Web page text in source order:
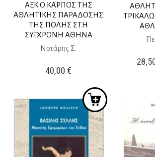
ΑΕΚ Ο ΚΑΡΠΟΣ ΤΗΣ
ΑΘΛΗΤΙΚΗΣ ΠΑΡΑΔΟΣΗΣ
ΤΗΣ ΠΟΛΗΣ ΣΤΗ
ΣΥΓΧΡΟΝΗ ΑΘΗΝΑ
Νοτάρης Σ.
40,00€